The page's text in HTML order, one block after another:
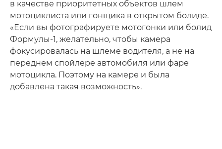
в качестве приоритетных объектов шлем
мотоциклиста или гонщика в открытом болиде.
«Если вы фотографируете мотогонки или болид
Формулы-1, желательно, чтобы камера
фокусировалась на шлеме водителя, а не на
переднем спойлере автомобиля или фаре
мотоцикла. Поэтому на камере и была
добавлена такая возможность».